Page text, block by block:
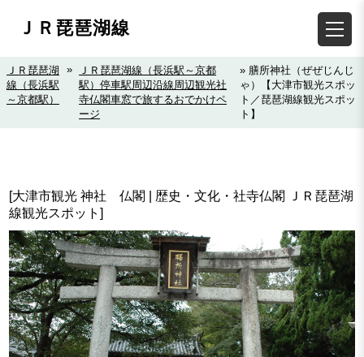
ＪＲ琵琶湖線
ＪＲ琵琶湖
線（長浜駅
～京都駅）
»
ＪＲ琵琶湖線（長浜駅～京都
駅）停車駅周辺沿線周辺観光社
寺仏閣車窓で旅するおでかけペ
ージ
» 膳所神社（ぜぜじんじ
ゃ）【大津市観光スポッ
ト／琵琶湖線観光スポッ
ト】
[大津市観光 神社 仏閣 | 歴史・文化・社寺仏閣 ＪＲ琵琶湖
線観光スポット]